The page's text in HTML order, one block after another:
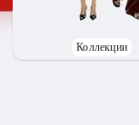
Коллекции